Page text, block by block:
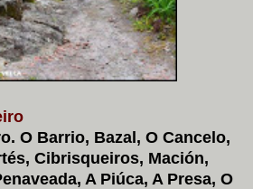
O Barrio, Bazal, O Cancelo,
Cibrisqueiros, Mación,
A Piúca, A Presa, O